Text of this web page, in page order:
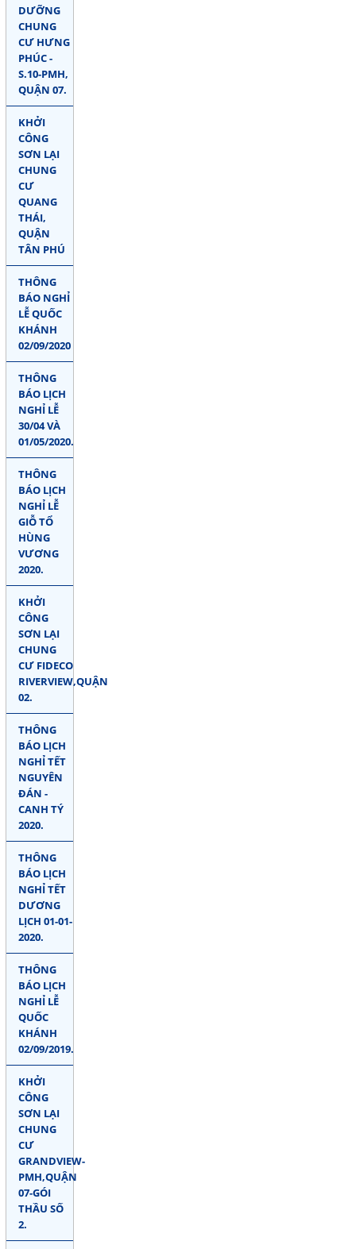
DƯỠNG
CHUNG
CƯ HƯNG
PHÚC -
S.10-PMH,
QUẬN 07.
KHỞI
CÔNG
SƠN LẠI
CHUNG
CƯ
QUANG
THÁI,
QUẬN
TÂN PHÚ
THÔNG
BÁO NGHỈ
LỄ QUỐC
KHÁNH
02/09/2020
THÔNG
BÁO LỊCH
NGHỈ LỄ
30/04 VÀ
01/05/2020.
THÔNG
BÁO LỊCH
NGHỈ LỄ
GIỖ TỔ
HÙNG
VƯƠNG
2020.
KHỞI
CÔNG
SƠN LẠI
CHUNG
CƯ FIDECO
RIVERVIEW,QUẬN
02.
THÔNG
BÁO LỊCH
NGHỈ TẾT
NGUYÊN
ĐÁN -
CANH TÝ
2020.
THÔNG
BÁO LỊCH
NGHỈ TẾT
DƯƠNG
LỊCH 01-01-
2020.
THÔNG
BÁO LỊCH
NGHỈ LỄ
QUỐC
KHÁNH
02/09/2019.
KHỞI
CÔNG
SƠN LẠI
CHUNG
CƯ
GRANDVIEW-
PMH,QUẬN
07-GÓI
THẦU SỐ
2.